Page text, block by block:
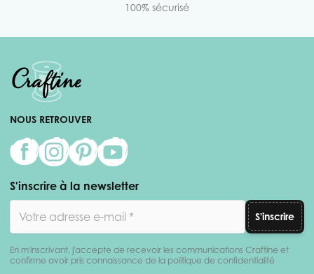
100% sécurisé
NOUS RETROUVER
S'inscrire à la newsletter
S'inscrire
En m'inscrivant, j'accepte de recevoir les communications Craftine et
confirme avoir pris connaissance de la politique de confidentialité